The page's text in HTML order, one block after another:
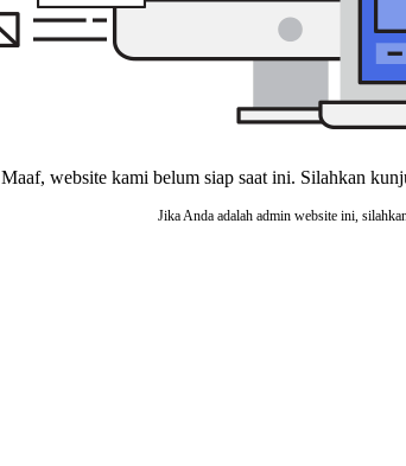
Maaf, website kami belum siap saat ini. Silahkan
Jika Anda adalah admin website ini,